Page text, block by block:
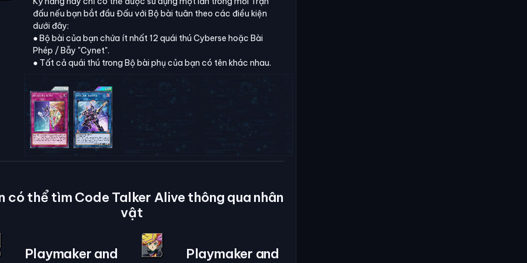
đấu nếu bạn bắt đầu Đấu với Bộ bài tuân theo các điều kiện
dưới đây:
● Bộ bài của bạn chứa ít nhất 12 quái thú Cyberse hoặc Bài
Phép / Bẫy "Cynet".
● Tất cả quái thú trong Bộ bài phụ của bạn có tên khác nhau.
có thể tìm Code Talker Alive thông qua nhân
vật
Playmaker and
Playmaker and